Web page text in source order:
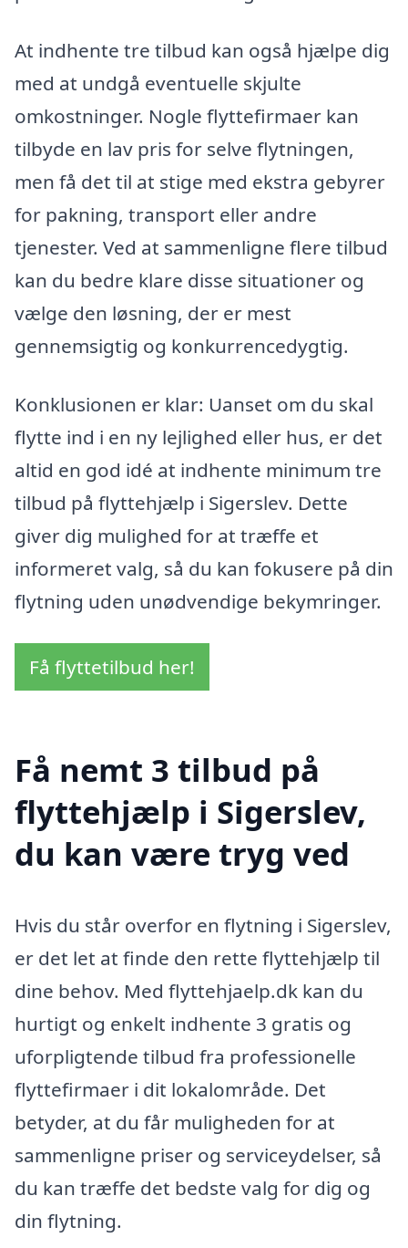
At indhente tre tilbud kan også hjælpe dig
med at undgå eventuelle skjulte
omkostninger. Nogle flyttefirmaer kan
tilbyde en lav pris for selve flytningen,
men få det til at stige med ekstra gebyrer
for pakning, transport eller andre
tjenester. Ved at sammenligne flere tilbud
kan du bedre klare disse situationer og
vælge den løsning, der er mest
gennemsigtig og konkurrencedygtig.
Konklusionen er klar: Uanset om du skal
flytte ind i en ny lejlighed eller hus, er det
altid en god idé at indhente minimum tre
tilbud på flyttehjælp i Sigerslev. Dette
giver dig mulighed for at træffe et
informeret valg, så du kan fokusere på din
flytning uden unødvendige bekymringer.
Få flyttetilbud her!
Få nemt 3 tilbud på
flyttehjælp i Sigerslev,
du kan være tryg ved
Hvis du står overfor en flytning i Sigerslev,
er det let at finde den rette flyttehjælp til
dine behov. Med flyttehjaelp.dk kan du
hurtigt og enkelt indhente 3 gratis og
uforpligtende tilbud fra professionelle
flyttefirmaer i dit lokalområde. Det
betyder, at du får muligheden for at
sammenligne priser og serviceydelser, så
du kan træffe det bedste valg for dig og
din flytning.